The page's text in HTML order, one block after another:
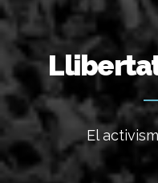
Llibertat
El